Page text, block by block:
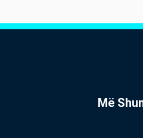
Më